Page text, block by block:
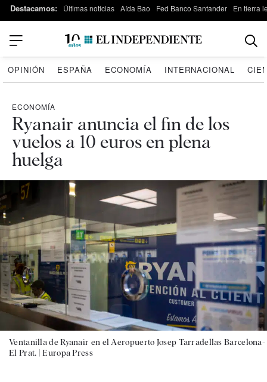
Destacamos: Últimas noticias Aída Bao Fed Banco Santander En tierra
OPINIÓN ESPAÑA ECONOMÍA INTERNACIONAL
ECONOMÍA
Ryanair anuncia el fin de los
vuelos a 10 euros en plena
huelga
Ventanilla de Ryanair en el Aeropuerto Josep Tarradellas Barcelona-
El Prat. |Europa Press